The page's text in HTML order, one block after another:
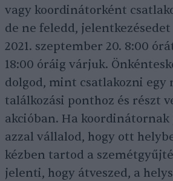
vagy koordinátorként
de ne feledd, jelentkezésedet
2021. szeptember 20. 8:00
18:00 óráig várjuk.
dolgod, mint csatlakozni egy
találkozási ponthoz és részt
akcióban. Ha
azzal vállalod, hogy ott
kézben tartod a
jelenti, hogy átveszed, a